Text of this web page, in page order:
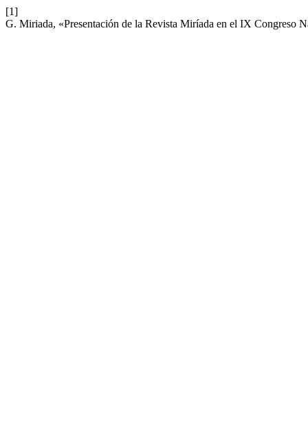
[1]
G. Miriada, «Presentación de la Revista Miríada en el IX Congreso